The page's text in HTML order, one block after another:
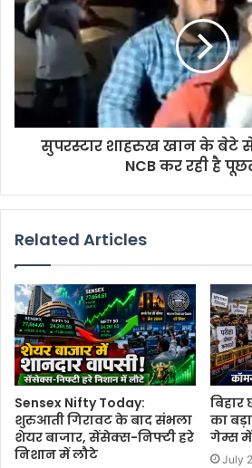
सुपरस्टार शाहरुख खान के बेटे से
NCB कर रही है
Related Articles
Sensex Nifty Today:
शुरुआती गिरावट के बाद संभला
शेयर बाजार, सेंसेक्स-निफ्टी हरे
निशान में लौटे
का
गेम्स में
July